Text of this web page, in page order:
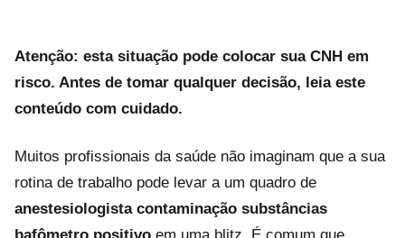
Atenção: esta situação pode colocar sua CNH em
risco. Antes de tomar qualquer decisão, leia este
conteúdo com cuidado.
Muitos profissionais da saúde não imaginam que a sua
rotina de trabalho pode levar a um quadro de
anestesiologista contaminação substâncias